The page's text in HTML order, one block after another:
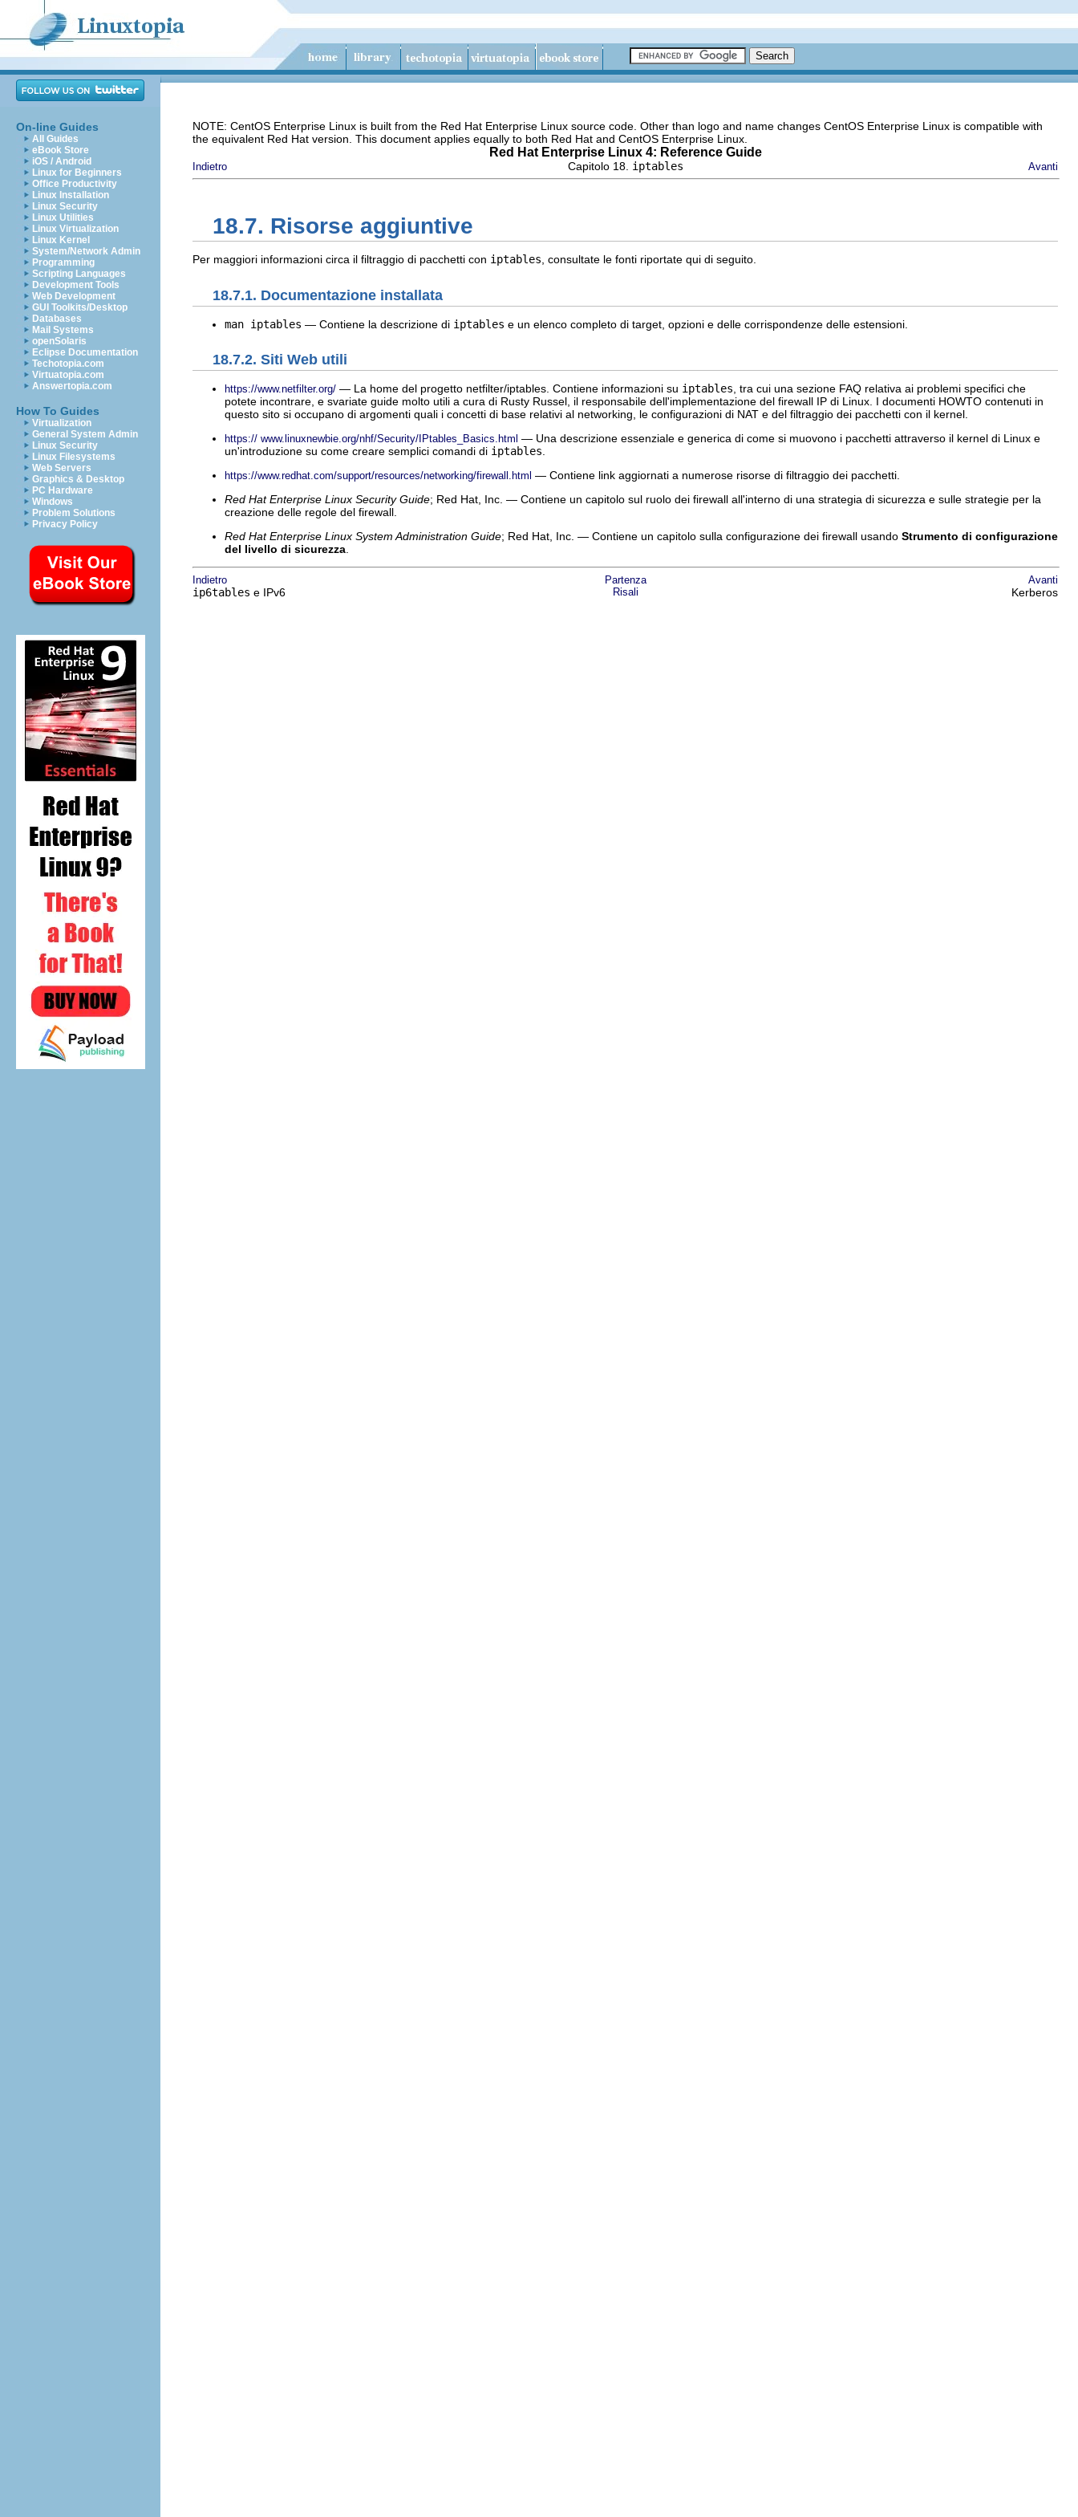
On-line Guides
All Guides
eBook Store
iOS / Android
Linux for Beginners
Office Productivity
Linux Installation
Linux Security
Linux Utilities
Linux Virtualization
Linux Kernel
System/Network Admin
Programming
Scripting Languages
Development Tools
Web Development
GUI Toolkits/Desktop
Databases
Mail Systems
openSolaris
Eclipse Documentation
Techotopia.com
Virtuatopia.com
Answertopia.com
How To Guides
Virtualization
General System Admin
Linux Security
Linux Filesystems
Web Servers
Graphics & Desktop
PC Hardware
Windows
Problem Solutions
Privacy Policy
NOTE: CentOS Enterprise Linux is built from the Red Hat Enterprise Linux source code. Other than logo and name changes CentOS Enterprise Linux is compatible with
the equivalent Red Hat version. This document applies equally to both Red Hat and CentOS Enterprise Linux.
Red Hat Enterprise Linux 4: Reference Guide
Indietro Capitolo 18. iptables Avanti
18.7. Risorse aggiuntive
Per maggiori informazioni circa il filtraggio di pacchetti con iptables , consultate le fonti riportate qui di seguito.
18.7.1. Documentazione installata
man iptables — Contiene la descrizione di iptables e un elenco completo di target, opzioni e delle corrispondenze delle estensioni.
18.7.2. Siti Web utili
https://www.netfilter.org/ — La home del progetto netfilter/iptables. Contiene informazioni su iptables , tra cui una sezione FAQ relativa ai problemi specifici che
potete incontrare, e svariate guide molto utili a cura di Rusty Russel, il responsabile dell'implementazione del firewall IP di Linux. I documenti HOWTO contenuti in
questo sito si occupano di argomenti quali i concetti di base relativi al networking, le configurazioni di NAT e del filtraggio dei pacchetti con il kernel.
https:// www.linuxnewbie.org/nhf/Security/IPtables_Basics.html — Una descrizione essenziale e generica di come si muovono i pacchetti attraverso il kernel di Linux e
un'introduzione su come creare semplici comandi di iptables
https://www.redhat.com/support/resources/networking/firewall.html — Contiene link aggiornati a numerose risorse di filtraggio dei pacchetti.
Red Hat Enterprise Linux Security Guide; Red Hat, Inc. — Contiene un capitolo sul ruolo dei firewall all'interno di una strategia di sicurezza e sulle strategie per la
creazione delle regole del firewall.
Red Hat Enterprise Linux System Administration Guide; Red Hat, Inc. — Contiene un capitolo sulla configurazione dei firewall usando Strumento di configurazione
del livello di sicurezza
Indietro Partenza Avanti
ip6tables e IPv6 Risali Kerberos